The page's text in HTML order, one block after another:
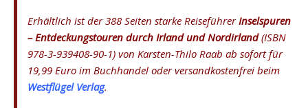
Erhältlich ist der 388 Seiten starke ReiseführerInselspuren
– Entdeckungstouren durch Irland und Nordirland(ISBN
978-3-939408-90-1) von Karsten-Thilo Raab ab sofort für
19,99 Euro im Buchhandel oder versandkostenfrei beim
Westflügel Verlag.